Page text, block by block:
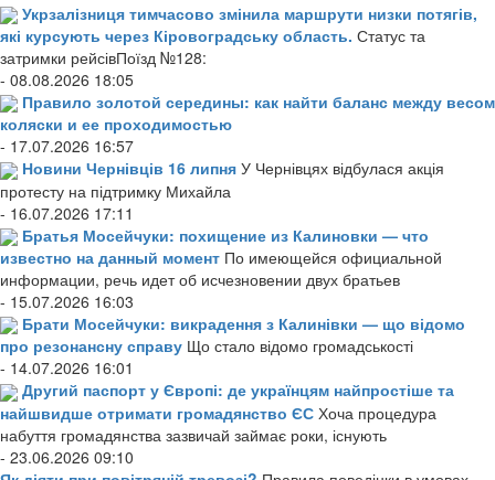
Укрзалізниця тимчасово змінила маршрути низки потягів,
які курсують через Кіровоградську область. Статус та
затримки рейсівПоїзд №128:
- 08.08.2026 18:05
Правило золотой середины: как найти баланс между весом
коляски и ее проходимостью
- 17.07.2026 16:57
Новини Чернівців 16 липня У Чернівцях відбулася акція
протесту на підтримку Михайла
- 16.07.2026 17:11
Братья Мосейчуки: похищение из Калиновки — что
известно на данный момент По имеющейся официальной
информации, речь идет об исчезновении двух братьев
- 15.07.2026 16:03
Брати Мосейчуки: викрадення з Калинівки — що відомо
про резонансну справу Що стало відомо громадськості
- 14.07.2026 16:01
Другий паспорт у Європі: де українцям найпростіше та
найшвидше отримати громадянство ЄС Хоча процедура
набуття громадянства зазвичай займає роки, існують
- 23.06.2026 09:10